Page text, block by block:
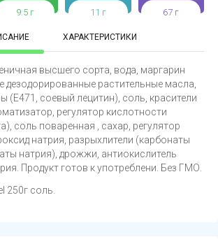
9.5 г 11 г 67 г
ХАРАКТЕРИСТИКИ
высшего сорта, вода, маргарин
растительные масла,
(Е471, соевый лецитин), соль, красители
регулятор кислотности
соль поваренная , сахар, регулятор
натрия, разрыхлители (карбонаты
натрия), дрожжи, антиокислитель
Продукт готов к употреблени. Без ГМО.
250г соль.